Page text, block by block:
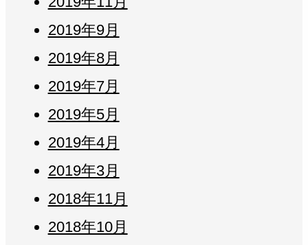
2019年9月
2019年8月
2019年7月
2019年5月
2019年4月
2019年3月
2018年11月
2018年10月